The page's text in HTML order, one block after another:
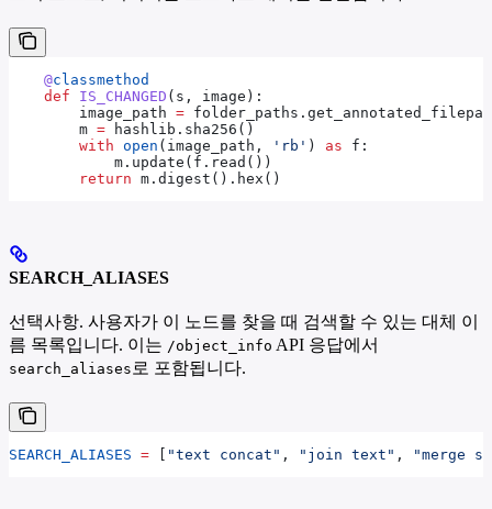
    @
classmethod
    def
IS_CHANGED ( s , image ):
        image_path
=
        m
= hashlib.sha256()
        with
open (image_path, 'rb' ) as f:
            m.update(f.read())
        return
m.digest().hex()
SEARCH_ALIASES
선택사항. 사용자가 이 노드를 찾을 때 검색할 수 있는 대체 이
름 목록입니다. 이는 /object_info API 응답에서
search_aliases 로 포함됩니다.
SEARCH_ALIASES = "text concat" , "join text" , "merge